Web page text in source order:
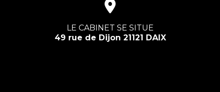
LE CABINET SE SITUE
49 rue de Dijon 21121 DAIX